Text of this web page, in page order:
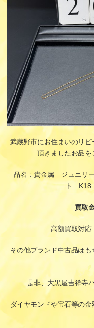
武蔵野市にお住まいのリ
頂きましたお品を
品名：貴金属 ジュエリ
ト K18
買取
高額買取対応
その他ブランド中古品は
是非、大黒屋吉祥寺
ダイヤモンドや宝石等の